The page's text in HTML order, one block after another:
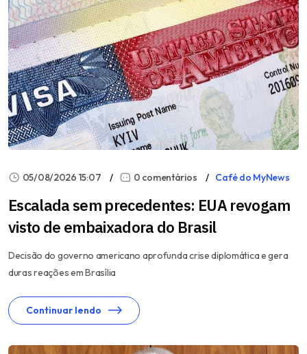
05/08/2026 15:07 0 comentários Café do MyNews
Escalada sem precedentes: EUA revogam
visto de embaixadora do Brasil
Decisão do governo americano aprofunda crise diplomática e gera
duras reações em Brasília
Continuar lendo